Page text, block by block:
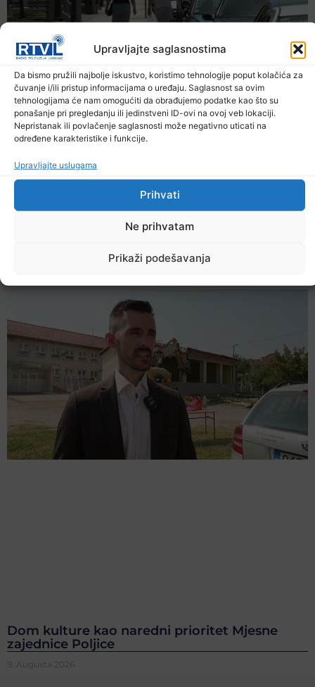
Upravljajte saglasnostima
Da bismo pružili najbolje iskustvo, koristimo tehnologije poput kolačića za
čuvanje i/ili pristup informacijama o uređaju. Saglasnost sa ovim
tehnologijama će nam omogućiti da obrađujemo podatke kao što su
ponašanje pri pregledanju ili jedinstveni ID-ovi na ovoj veb lokaciji.
Nepristanak ili povlačenje saglasnosti može negativno uticati na
određene karakteristike i funkcije.
Upravljajte uslugama
Prihvati
Ne prihvatam
Prikaži podešavanja
Šta jesti i piti tokom ljetnih vrućina
Dom kulture kao naredni prioritet Mjesne
zajednice Poljice
9. Augusta 2026.